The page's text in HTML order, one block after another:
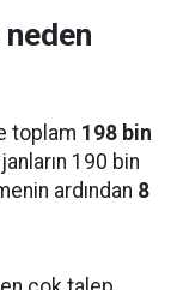
toplam 198 bin
190 bin
ardından 8